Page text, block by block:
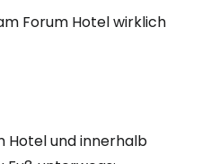
Forum Hotel wirklich
Hotel und innerhalb